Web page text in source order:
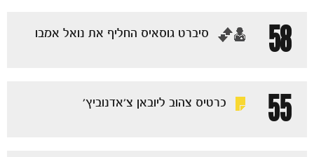
ותוצאות
58 ‏סיברט גוסאיס החליף את נואל אמבו
55 כרטיס צהוב ליובאן צ'אדנוביץ'